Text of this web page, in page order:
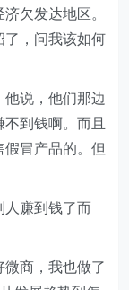
欠发达地区。
了，问我该如何
说，他们那边
到钱啊。而且
冒产品的。但
人赚到钱了而
商，我也做了